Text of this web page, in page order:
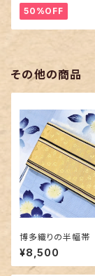
50%OFF
その他の商品
博多織りの半幅帯
地に熱帯魚のような
¥8,500